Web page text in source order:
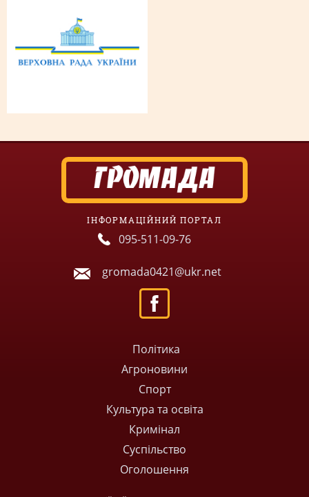
ІНФОРМАЦІЙНИЙ ПОРТАЛ
095-511-09-76
gromada0421@ukr.net
Політика
Агроновини
Спорт
Культура та освіта
Кримінал
Суспільство
Оголошення